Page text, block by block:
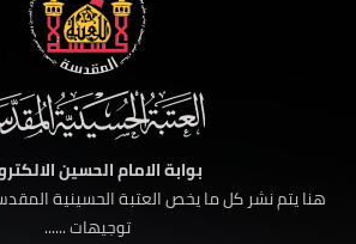
بوابة الامام الحسين
هنا يتم نشر كل ما يخص العتبة الحسينية
توجيهات ......